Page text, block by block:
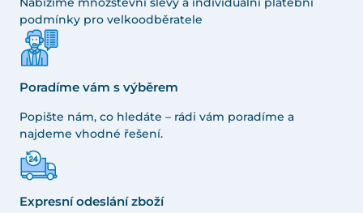
podmínky pro velkoodběratele
Poradíme vám s výběrem
Popište nám, co hledáte – rádi vám poradíme a
najdeme vhodné řešení.
Expresní odeslání zboží